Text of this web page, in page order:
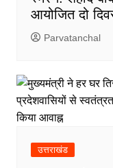
आयोजित दो
Parvatanchal
उत्तराखंड